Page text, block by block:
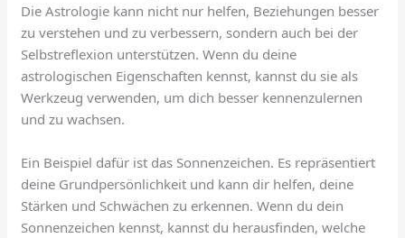
Die Astrologie kann nicht nur helfen, Beziehungen besser
zu verstehen und zu verbessern, sondern auch bei der
Selbstreflexion unterstützen. Wenn du deine
astrologischen Eigenschaften kennst, kannst du sie als
Werkzeug verwenden, um dich besser kennenzulernen
und zu wachsen.
Ein Beispiel dafür ist das Sonnenzeichen. Es repräsentiert
deine Grundpersönlichkeit und kann dir helfen, deine
Stärken und Schwächen zu erkennen. Wenn du dein
Sonnenzeichen kennst, kannst du herausfinden, welche